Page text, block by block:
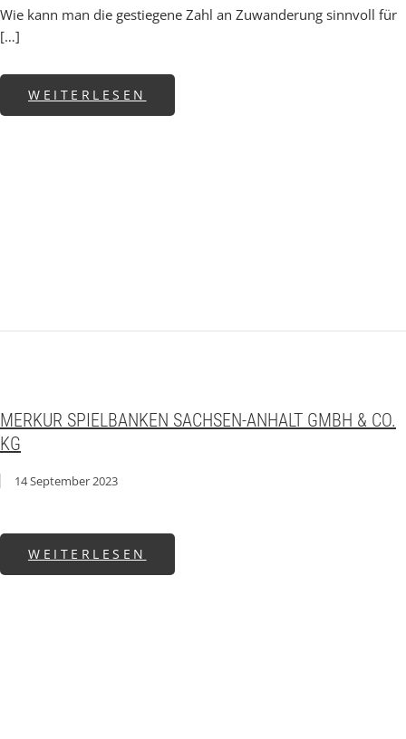
Wie kann man die gestiegene Zahl an Zuwanderung sinnvoll für
[…]
WEITERLESEN
MERKUR SPIELBANKEN SACHSEN-ANHALT GMBH & CO.
KG
14 September 2023
WEITERLESEN